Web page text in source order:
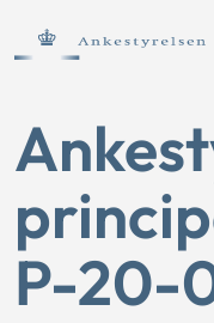
P-20-